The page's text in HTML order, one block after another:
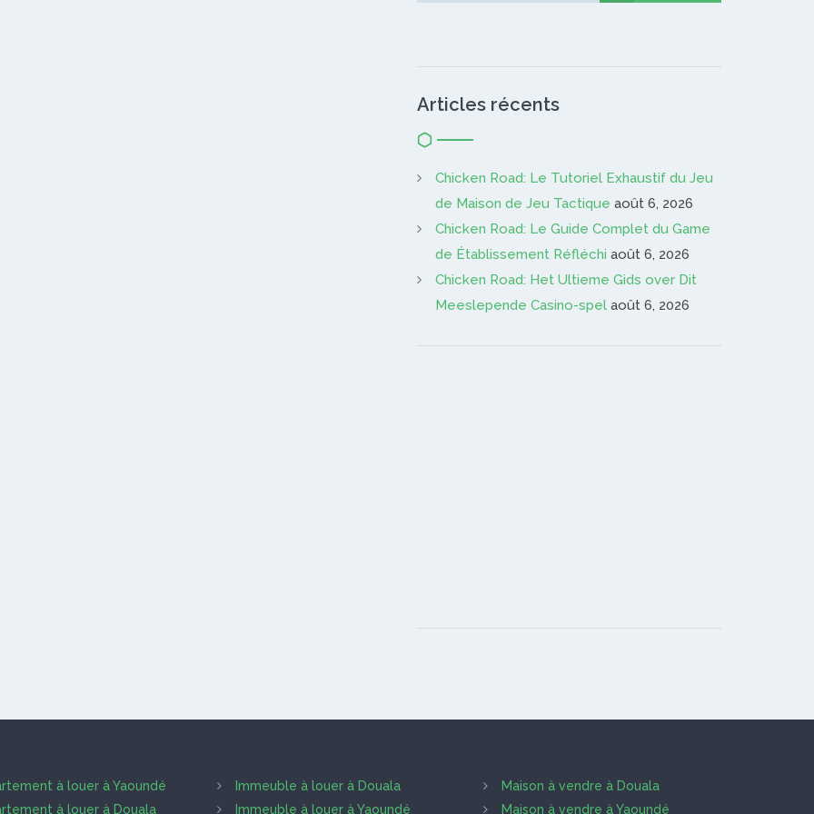
Articles récents
Chicken Road: Le Tutoriel Exhaustif du Jeu
de Maison de Jeu Tactique août 6, 2026
Chicken Road: Le Guide Complet du Game
de Établissement Réfléchi août 6, 2026
Chicken Road: Het Ultieme Gids over Dit
Meeslepende Casino-spel août 6, 2026
à louer à Yaoundé
à louer à Douala
Immeuble à louer à Douala
Immeuble à louer à Yaoundé
Maison à vendre à Douala
Maison à vendre à Yaoundé